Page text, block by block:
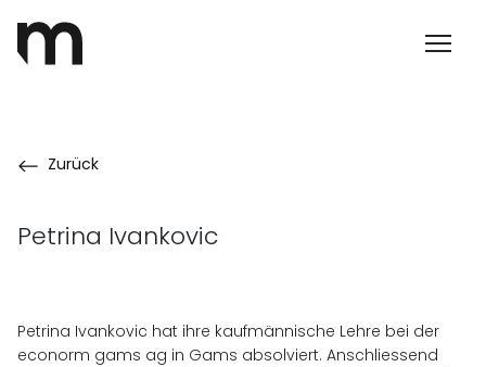
Zurück
Petrina Ivankovic
Petrina Ivankovic hat ihre kaufmännische Lehre bei der
econorm gams ag in Gams absolviert. Anschliessend